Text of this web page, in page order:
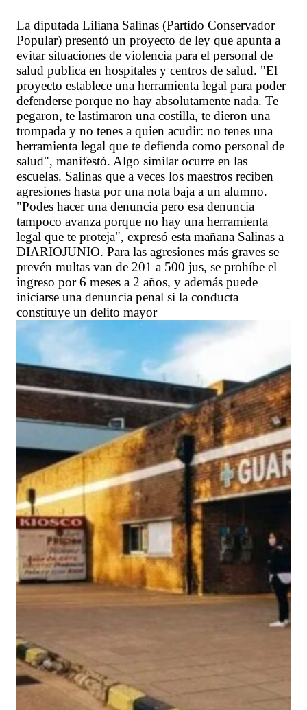
La diputada Liliana Salinas (Partido Conservador
Popular) presentó un proyecto de ley que apunta a
evitar situaciones de violencia para el personal de
salud publica en hospitales y centros de salud. "El
proyecto establece una herramienta legal para poder
defenderse porque no hay absolutamente nada. Te
pegaron, te lastimaron una costilla, te dieron una
trompada y no tenes a quien acudir: no tenes una
herramienta legal que te defienda como personal de
salud", manifestó. Algo similar ocurre en las
escuelas. Salinas que a veces los maestros reciben
agresiones hasta por una nota baja a un alumno.
"Podes hacer una denuncia pero esa denuncia
tampoco avanza porque no hay una herramienta
legal que te proteja", expresó esta mañana Salinas a
DIARIOJUNIO. Para las agresiones más graves se
prevén multas van de 201 a 500 jus, se prohíbe el
ingreso por 6 meses a 2 años, y además puede
iniciarse una denuncia penal si la conducta
constituye un delito mayor